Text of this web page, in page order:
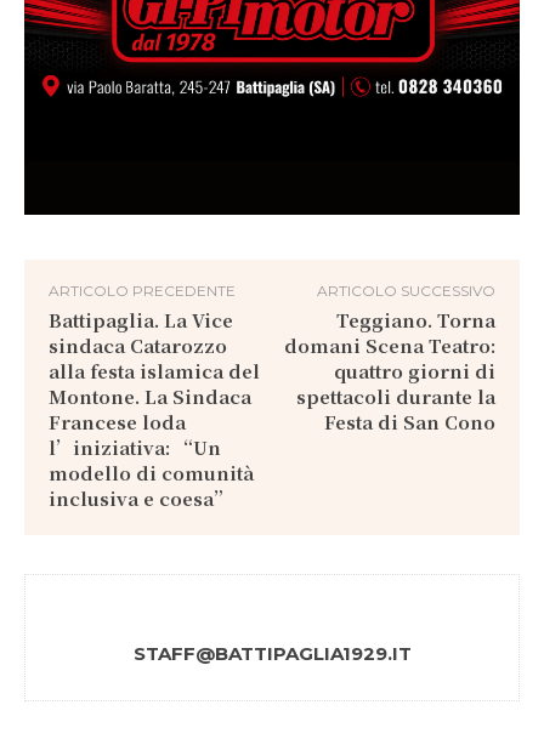
ARTICOLO PRECEDENTE
Battipaglia. La Vice
sindaca Catarozzo
alla festa islamica del
Montone. La Sindaca
Francese loda
l’iniziativa: “Un
modello di comunità
inclusiva e coesa”
ARTICOLO SUCCESSIVO
Teggiano. Torna
domani Scena Teatro:
quattro giorni di
spettacoli durante la
Festa di San Cono
STAFF@BATTIPAGLIA1929.IT